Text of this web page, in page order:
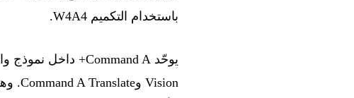
باستخدام التكميم W4A4.